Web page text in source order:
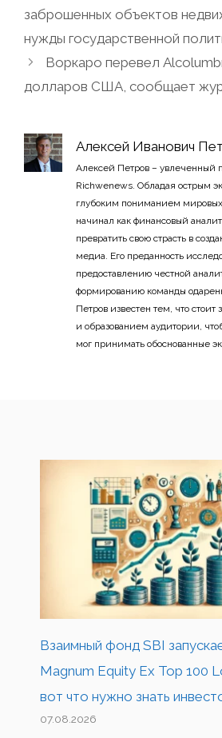
заброшенных объектов
нужды государственной
Воркаро перевел
долларов США, сообщает
Алексей Иванович
Алексей Петров – увлеченный
Richwenews. Обладая острым
глубоким пониманием
начинал как финансовый
превратить свою страсть в
медиа. Его преданность
предоставлению честной
формированию команды
Петров известен тем, что стоит
и образованием аудитории,
мог принимать обоснованные
Взаимный фонд SBI
Magnum Equity Ex Top 100
вот что нужно знать
07.08.2026